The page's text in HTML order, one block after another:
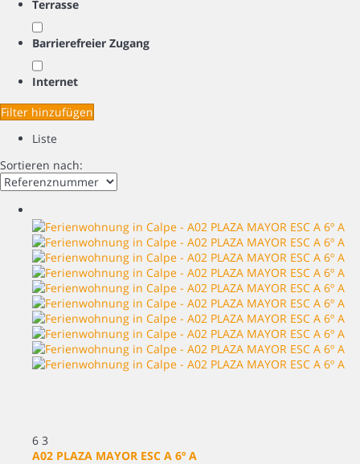
Terrasse
Barrierefreier Zugang
Internet
Filter hinzufügen
Liste
Sortieren nach:
6 3
A02 PLAZA MAYOR ESC A 6º A